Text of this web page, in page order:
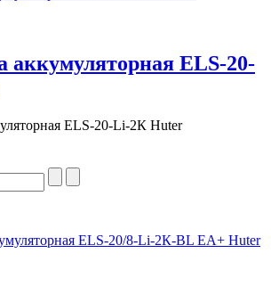
аккумуляторная ELS-20-
ELS-20-Li-2К Huter